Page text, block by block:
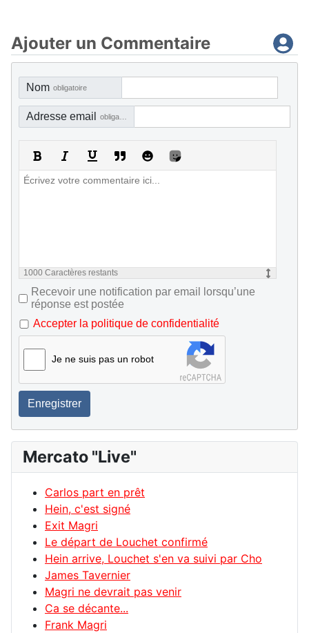
Ajouter un Commentaire
Nom obligatoire
Adresse email
1000 Caractères restants
Recevoir une notification par email lorsqu’une
réponse est postée
Accepter la politique de confidentialité
Je ne suis pas un robot
Enregistrer
Mercato "Live"
Carlos part en prêt
Hein, c'est signé
Exit Magri
Le départ de Louchet confirmé
Hein arrive, Louchet s'en va suivi par Cho
James Tavernier
Magri ne devrait pas venir
Ca se décante...
Frank Magri